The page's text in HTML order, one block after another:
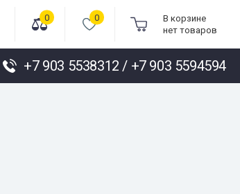
0 0
В корзине
нет товаров
+7 903 5538312 / +7 903 5594594